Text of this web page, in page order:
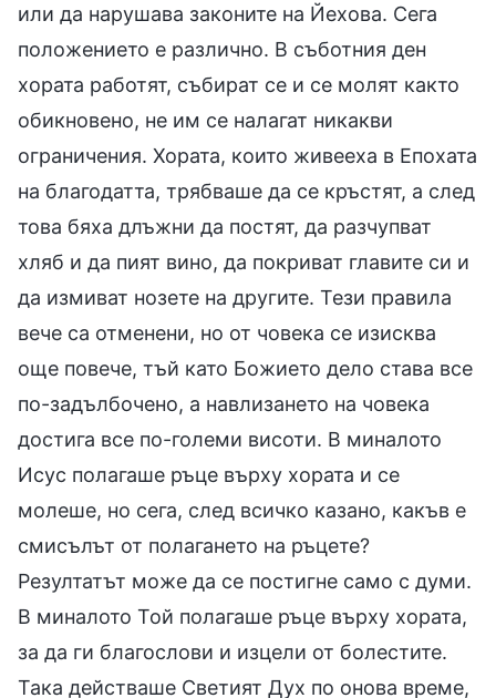
или да нарушава законите на Йехова. Сега
положението е различно. В съботния ден
хората работят, събират се и се молят както
обикновено, не им се налагат никакви
ограничения. Хората, които живееха в Епохата
на благодатта, трябваше да се кръстят, а след
това бяха длъжни да постят, да разчупват
хляб и да пият вино, да покриват главите си и
да измиват нозете на другите. Тези правила
вече са отменени, но от човека се изисква
още повече, тъй като Божието дело става все
по-задълбочено, а навлизането на човека
достига все по-големи висоти. В миналото
Исус полагаше ръце върху хората и се
молеше, но сега, след всичко казано, какъв е
смисълът от полагането на ръцете?
Резултатът може да се постигне само с думи.
В миналото Той полагаше ръце върху хората,
за да ги благослови и изцели от болестите.
Така действаше Светият Дух по онова време,